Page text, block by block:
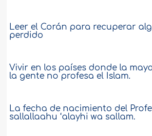
Leer el Corán para recuperar
perdido
Vivir en los países donde la
la gente no profesa el Islam.
La fecha de nacimiento del
sallallaahu ‘alayhi wa sallam.